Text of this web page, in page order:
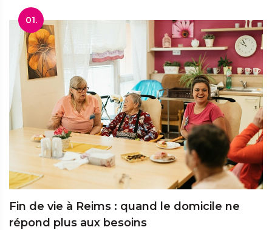
01.
Fin de vie à Reims : quand le domicile ne
répond plus aux besoins